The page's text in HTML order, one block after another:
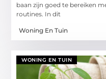
baan zijn goed te bereiken
routines. In dit
Woning En Tuin
WONING EN TUIN